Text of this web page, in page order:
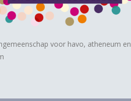
voor havo, atheneum en